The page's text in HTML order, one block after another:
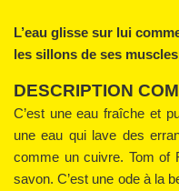
L’eau glisse sur lui
les sillons de ses
DESCRIPTION
C’est une eau fraîche et
une eau qui lave des
comme un cuivre. Tom of
savon. C’est une ode à la